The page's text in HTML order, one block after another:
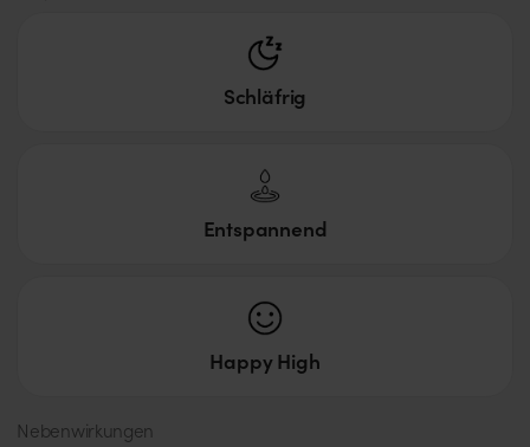
Schläfrig
Entspannend
Happy High
Nebenwirkungen